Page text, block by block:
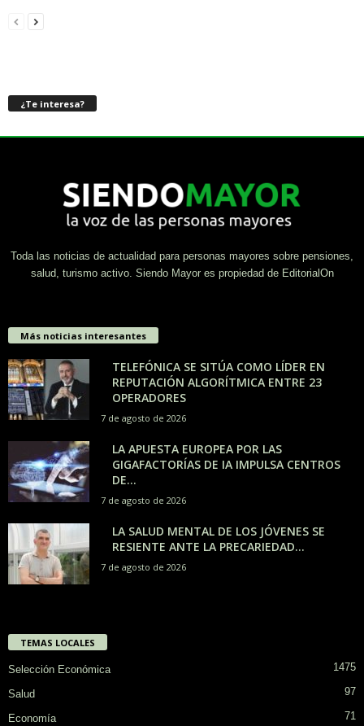
¿Te interesa?
Toda las noticias de actualidad para personas mayores sobre pensiones,
salud, turismo activo. Siendo Mayor es propiedad de EditorialOn
Más noticias interesantes
TELEFÓNICA SE SITÚA COMO LÍDER EN
REPUTACIÓN ALGORÍTMICA ENTRE 23
OPERADORES
7 de agosto de 2026
LA APUESTA EUROPEA POR LAS
GIGAFACTORÍAS DE IA IMPULSA CENTROS
DE...
7 de agosto de 2026
LA SALUD MENTAL DE LOS JÓVENES SE
RESIENTE ANTE LA PRECARIEDAD...
7 de agosto de 2026
TEMAS LOCALES
Selección Económica 1475
Salud 97
Economía 71